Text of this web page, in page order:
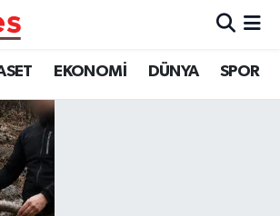
EKONOMİ DÜNYA SPOR
Vakitleri